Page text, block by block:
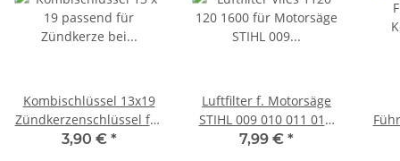
Kombischlüssel 13x19
Zündkerzenschlüssel für
Motorsäge
3,90 € *
Luftfilter f. Motorsäge
STIHL 009 010 011 012,
1120 120 1600 /
7,99 € *